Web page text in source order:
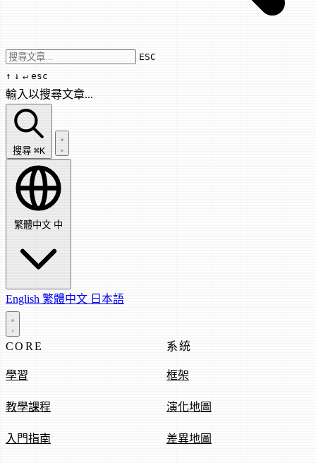
Use arrow keys to navigate results,
ESC
↑ ↓ ↵ esc
輸入以搜尋文章...
搜尋文章...
搜尋 ⌘K
繁體中文 中
English 繁體中文 日本語
CORE
學習
教學課程
入門指南
系統
框架
演化地圖
差異地圖